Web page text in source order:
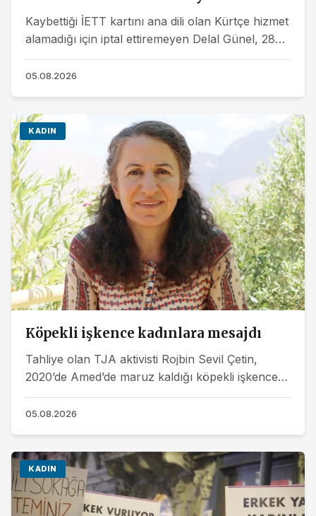
Kaybettiği İETT kartını ana dili olan Kürtçe hizmet
alamadığı için iptal ettiremeyen Delal Günel, 28
bin lira ceza aldı. Ortak mücadeleyle ALO 153’e...
05.08.2026
KADIN
Köpekli işkence kadınlara mesajdı
Tahliye olan TJA aktivisti Rojbin Sevil Çetin,
2020’de Amed’de maruz kaldığı köpekli işkenceye
ilişkin “Şahsımızla alakalı bir durum değildi. Bir...
05.08.2026
KADIN